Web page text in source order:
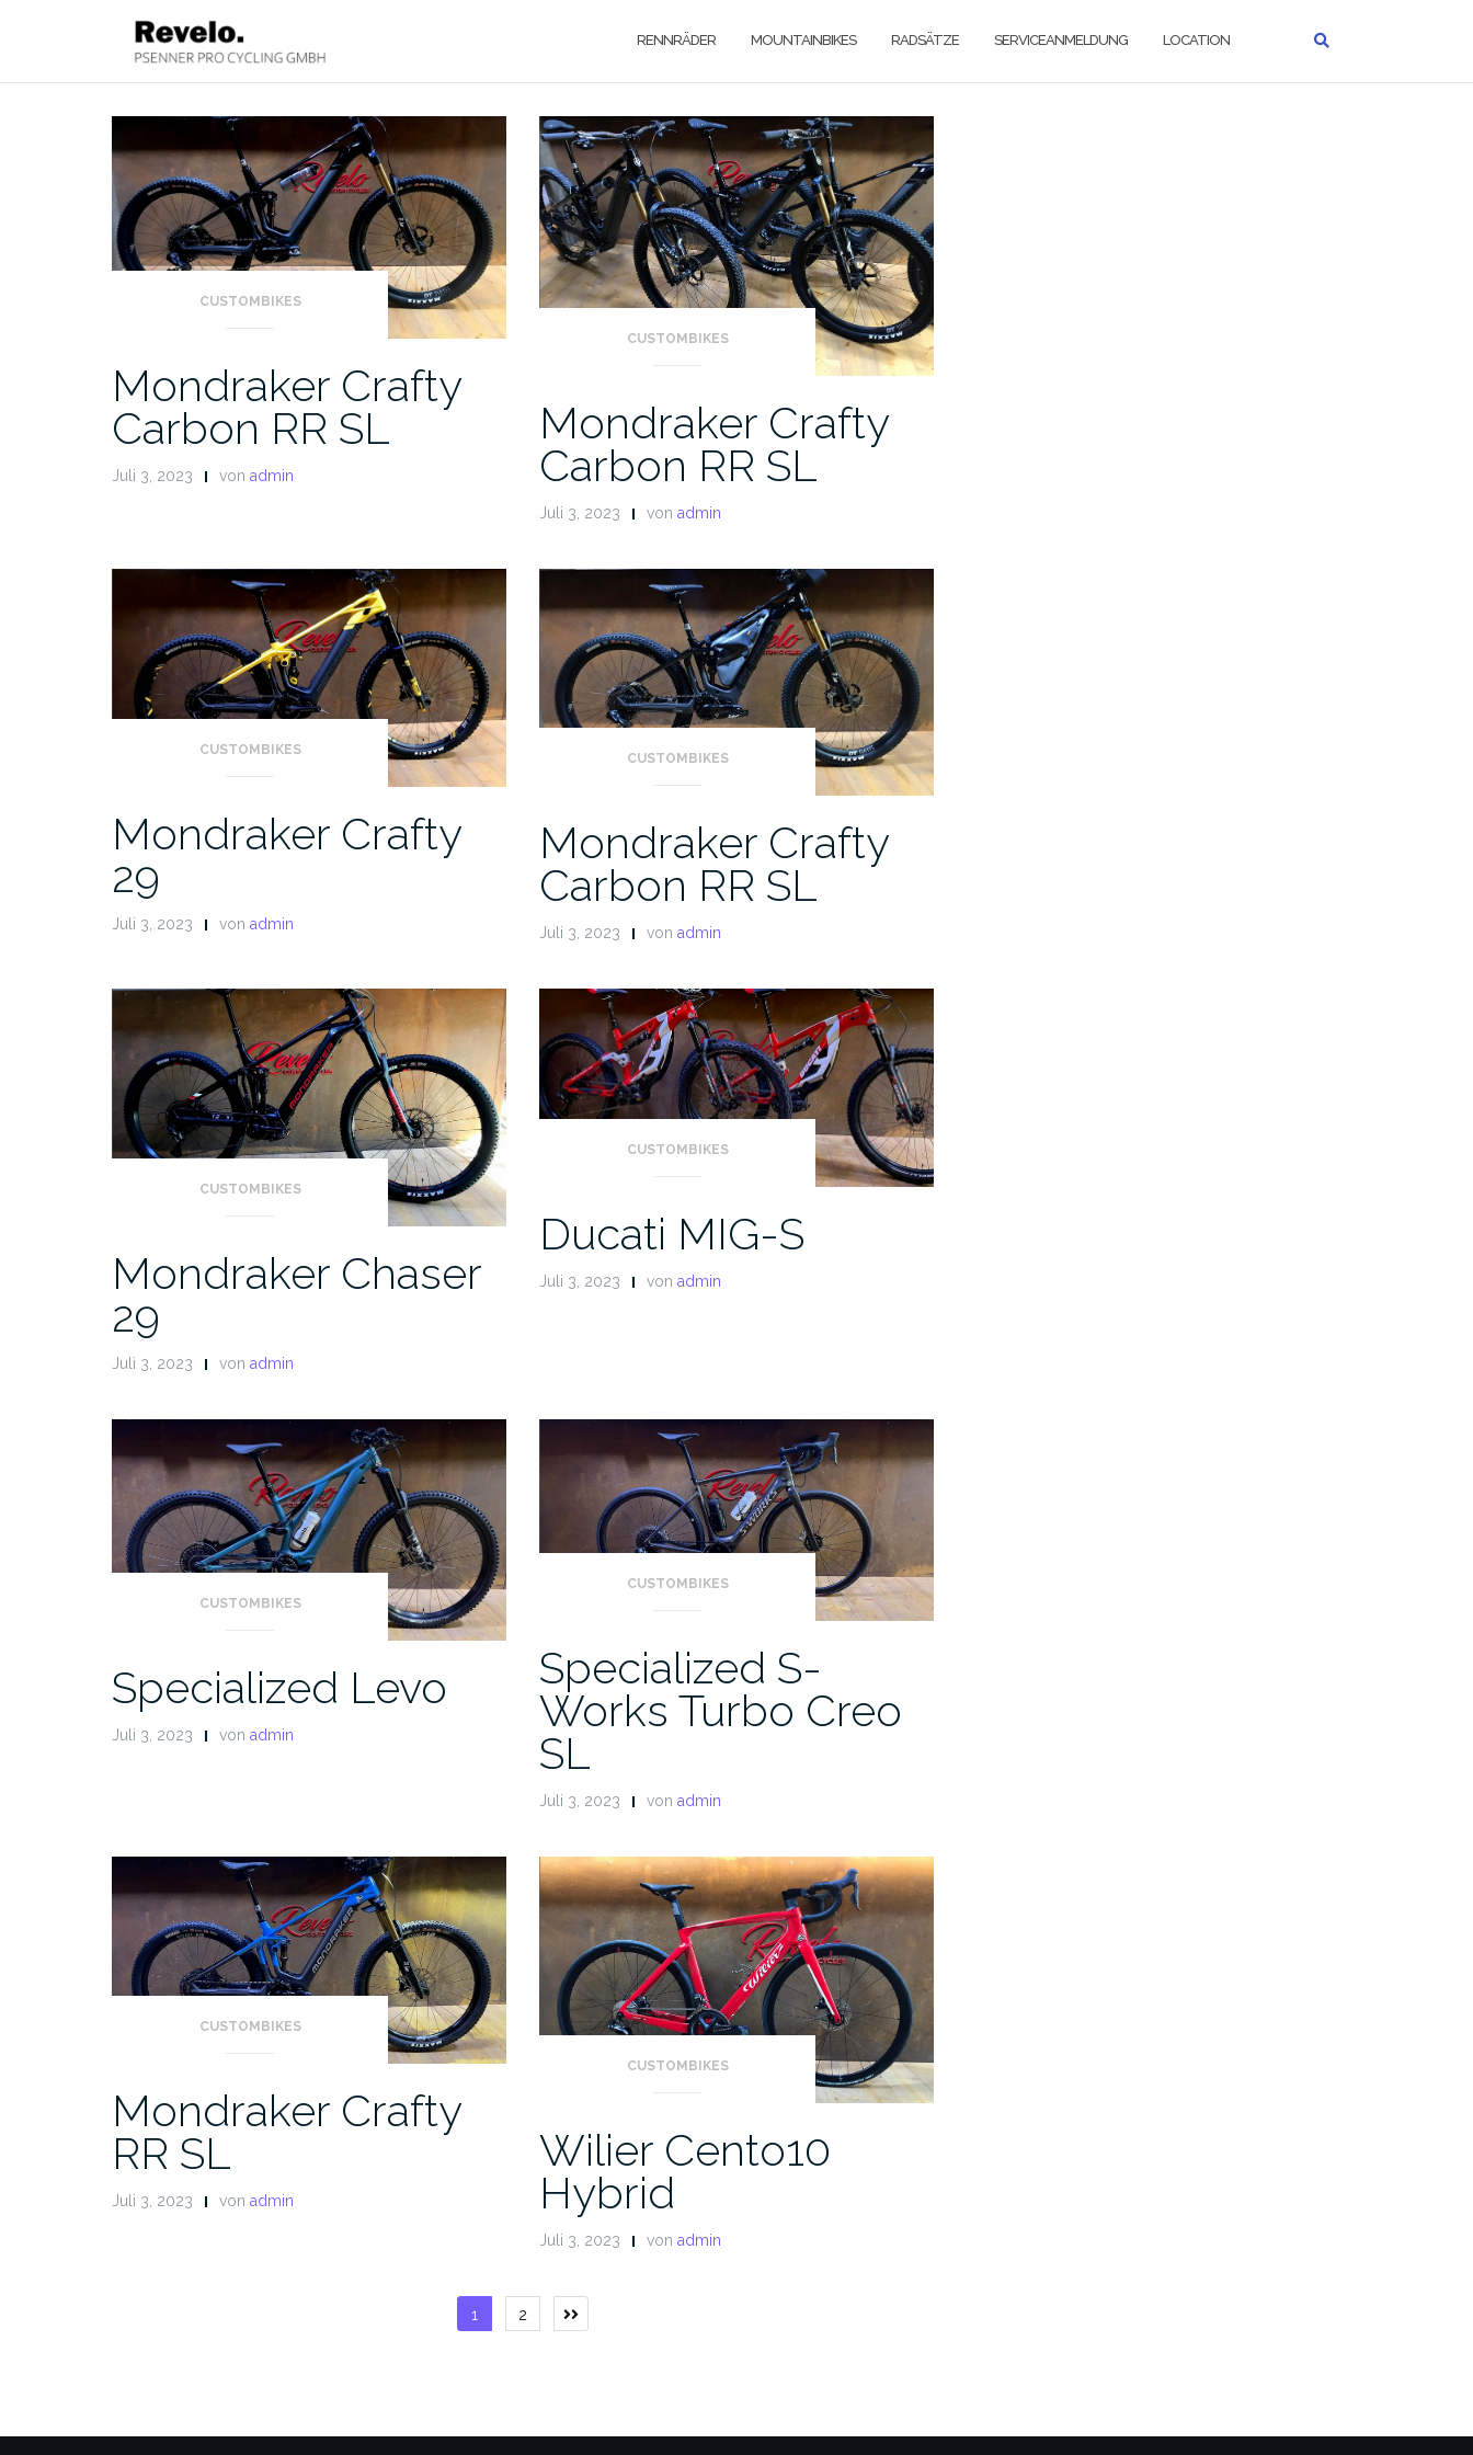
RENNRÄDER MOUNTAINBIKES RADSÄTZE SERVICEANMELDUNG LOCATION
CUSTOMBIKES
Mondraker Crafty
Carbon RR SL
Juli 3, 2023 von admin
CUSTOMBIKES
Mondraker Crafty
Carbon RR SL
Juli 3, 2023 von admin
CUSTOMBIKES
Mondraker Crafty
29
Juli 3, 2023 von admin
CUSTOMBIKES
Mondraker Crafty
Carbon RR SL
Juli 3, 2023 von admin
CUSTOMBIKES
Mondraker Chaser
29
Juli 3, 2023 von admin
CUSTOMBIKES
Ducati MIG-S
Juli 3, 2023 von admin
CUSTOMBIKES
Specialized Levo
Juli 3, 2023 von admin
CUSTOMBIKES
Specialized S-
Works Turbo Creo
SL
Juli 3, 2023 von admin
CUSTOMBIKES
Mondraker Crafty
RR SL
Juli 3, 2023 von admin
CUSTOMBIKES
Wilier Cento10
Hybrid
Juli 3, 2023 von admin
Seitennummerierung
Beiträge
1 2